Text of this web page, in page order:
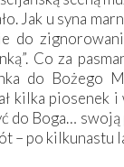
Jak u syna
do
Co za
do Bożego
kilka piosenek
do Boga… swoją
– po kilkunastu